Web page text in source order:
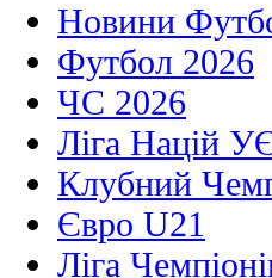
Новини
Футбол 2026
ЧС 2026
Ліга Націй
Клубний
Євро U21
Ліга